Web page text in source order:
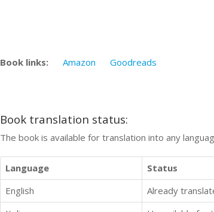
Book links: Amazon Goodreads
Book translation status:
The book is available for translation into any
Language
Status
English
Already